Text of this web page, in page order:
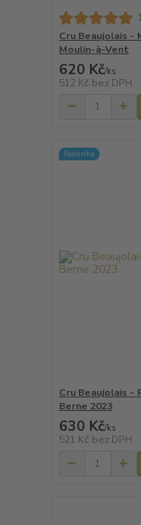
Cru Beaujolais -
Moulin-à-Vent
620 Kč/ks
512 Kč bez DPH
Novinka
Cru Beaujolais -
Berne 2023
630 Kč/ks
521 Kč bez DPH